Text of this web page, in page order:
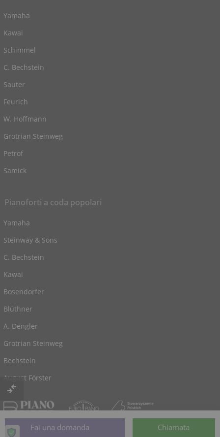
Yamaha
Kawai
Schimmel
C. Bechstein
Sauter
Feurich
W. Hoffmann
Grotrian Steinweg
Petrof
Samick
Pianoforti a coda popolari
Yamaha
Steinway & Sons
C. Bechstein
Kawai
Bosendorfer
Blüthner
A. Dengler
Grotrian Steinweg
Bechstein
August Förster
© 2026, alimentato da